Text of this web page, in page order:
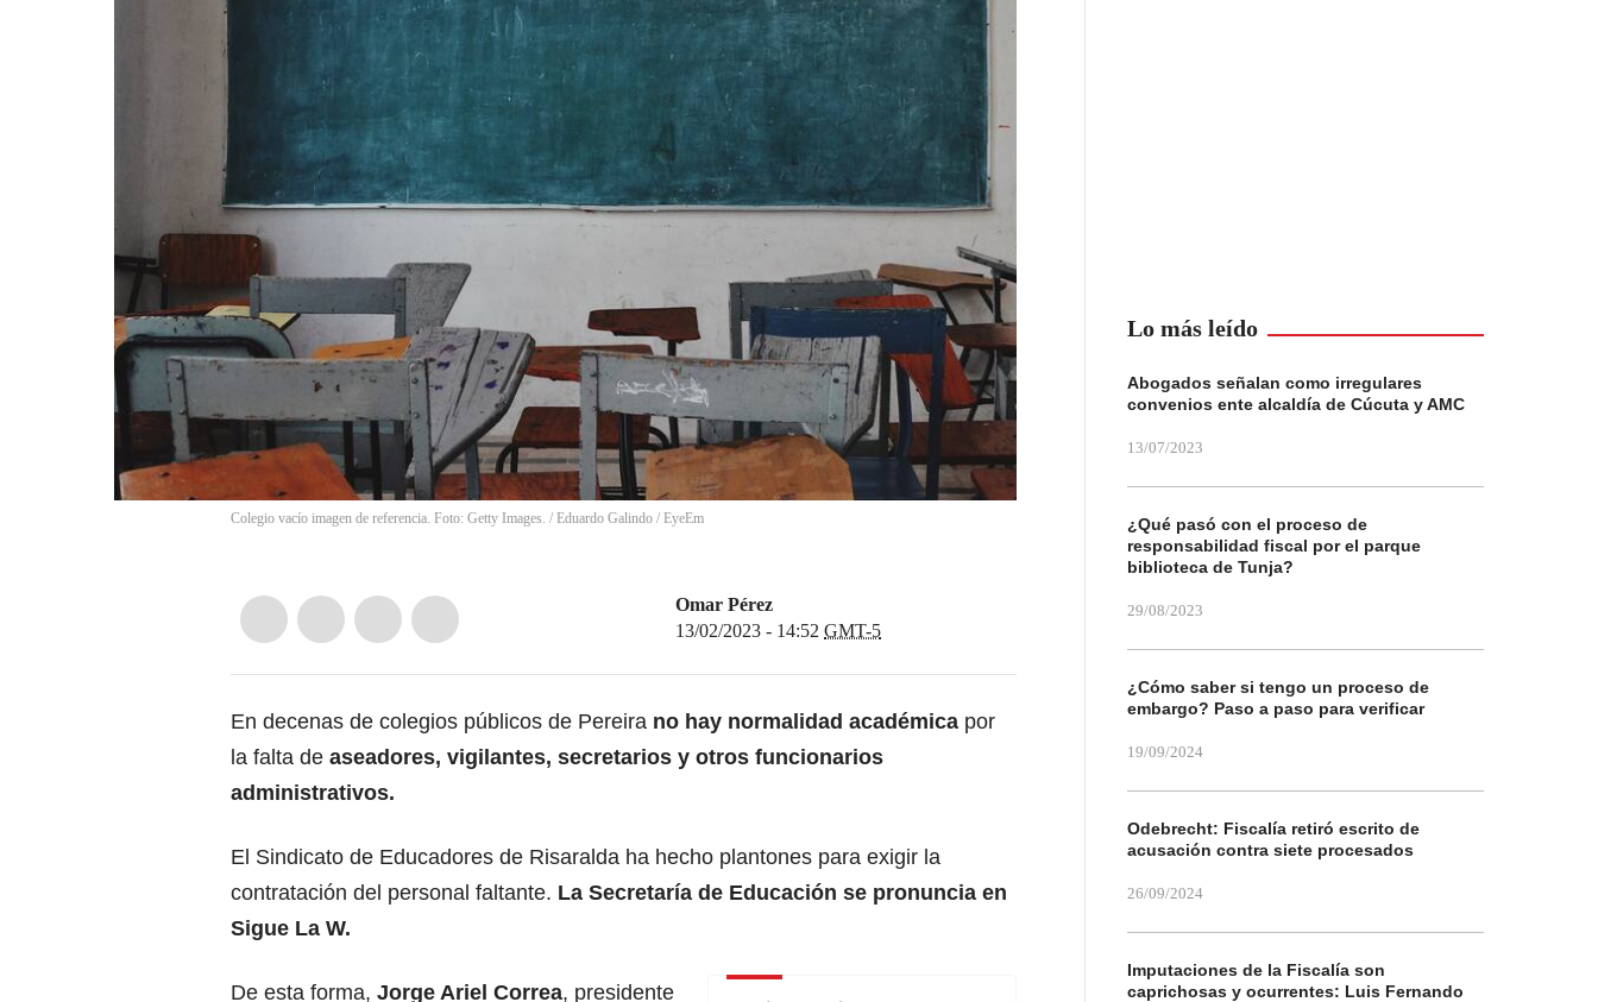
Colegio vacío imagen de referencia. Foto: Getty Images. / Eduardo Galindo / EyeEm
Omar Pérez
13/02/2023 - 14:52 GMT-5
En decenas de colegios públicos de Pereira no hay normalidad académica por
la falta de aseadores, vigilantes, secretarios y otros funcionarios
administrativos.
El Sindicato de Educadores de Risaralda ha hecho plantones para exigir la
contratación del personal faltante. La Secretaría de Educación se pronuncia en
Sigue La W.
De esta forma, Jorge Ariel Correa, presidente
Lo más leído
Abogados señalan como irregulares
convenios ente alcaldía de Cúcuta y AMC
13/07/2023
¿Qué pasó con el proceso de
responsabilidad fiscal por el parque
biblioteca de Tunja?
29/08/2023
¿Cómo saber si tengo un proceso de
embargo? Paso a paso para verificar
19/09/2024
Odebrecht: Fiscalía retiró escrito de
acusación contra siete procesados
26/09/2024
Imputaciones de la Fiscalía son
caprichosas y ocurrentes: Luis Fernando